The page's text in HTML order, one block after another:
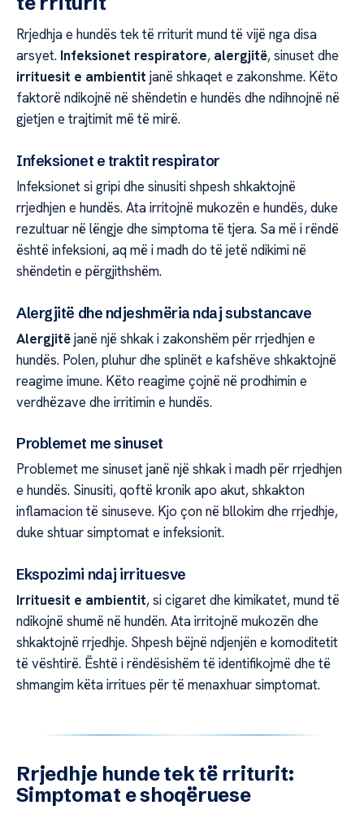
Rrjedhja e hundës tek të rriturit mund të vijë nga disa
arsyet. Infeksionet respiratore, alergjitë, sinuset dhe
irrituesit e ambientit janë shkaqet e zakonshme. Këto
faktorë ndikojnë në shëndetin e hundës dhe ndihnojnë në
gjetjen e trajtimit më të mirë.
Infeksionet e traktit respirator
Infeksionet si gripi dhe sinusiti shpesh shkaktojnë
rrjedhjen e hundës. Ata irritojnë mukozën e hundës, duke
rezultuar në lëngje dhe simptoma të tjera. Sa më i rëndë
është infeksioni, aq më i madh do të jetë ndikimi në
shëndetin e përgjithshëm.
Alergjitë dhe ndjeshmëria ndaj substancave
Alergjitëjanë një shkak i zakonshëm për rrjedhjen e
hundës. Polen, pluhur dhe splinët e kafshëve shkaktojnë
reagime imune. Këto reagime çojnë në prodhimin e
verdhëzave dhe irritimin e hundës.
Problemet me sinuset
Problemet me sinuset janë një shkak i madh për rrjedhjen
e hundës. Sinusiti, qoftë kronik apo akut, shkakton
inflamacion të sinuseve. Kjo çon në bllokim dhe rrjedhje,
duke shtuar simptomat e infeksionit.
Ekspozimi ndaj irrituesve
Irrituesit e ambientit, si cigaret dhe kimikatet, mund të
ndikojnë shumë në hundën. Ata irritojnë mukozën dhe
shkaktojnë rrjedhje. Shpesh bëjnë ndjenjën e komoditetit
të vështirë. Është i rëndësishëm të identifikojmë dhe të
shmangim këta irritues për të menaxhuar simptomat.
Rrjedhje hunde tek të rriturit:
Simptomat e shoqëruese